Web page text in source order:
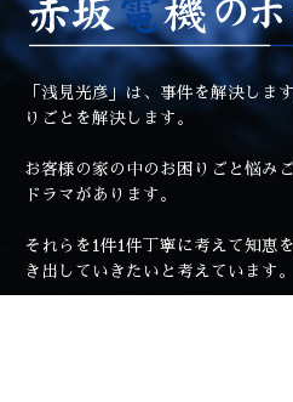
「浅見光彦」は、事件を解決しま
りごとを解決します。
お客様の家の中のお困りごと悩み
ドラマがあります。
それらを1件1件丁寧に考えて知恵
き出していきたいと考えています。